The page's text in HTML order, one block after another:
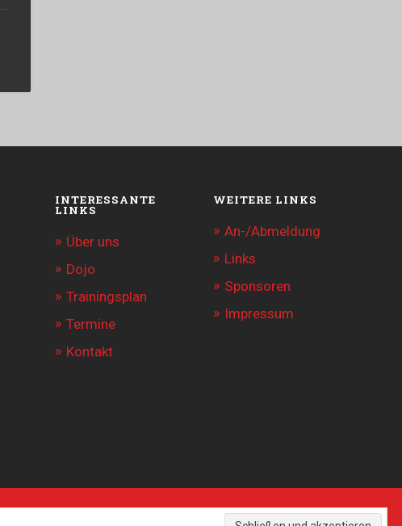
INTERESSANTE
LINKS
Über uns
Dojo
Trainingsplan
Termine
Kontakt
WEITERE LINKS
An-/Abmeldung
Links
Sponsoren
Impressum